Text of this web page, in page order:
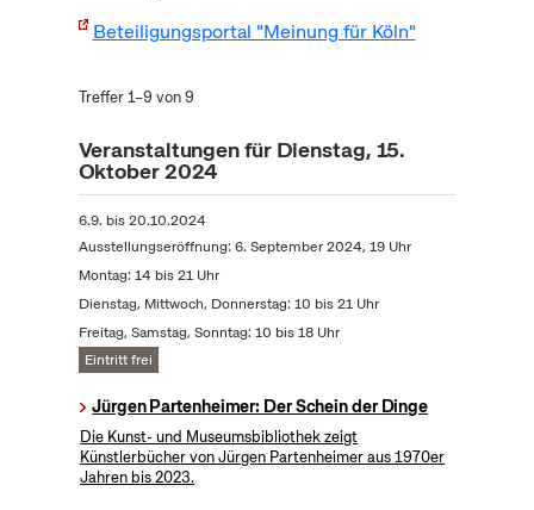
Beteiligungsportal "Meinung für Köln"
Treffer 1–9 von 9
Veranstaltungen für Dienstag, 15.
Oktober 2024
6.9. bis20.10.2024
Ausstellungseröffnung: 6. September 2024, 19 Uhr
Montag: 14 bis 21 Uhr
Dienstag, Mittwoch, Donnerstag: 10 bis 21 Uhr
Freitag, Samstag, Sonntag: 10 bis 18 Uhr
Eintritt frei
Jürgen Partenheimer: Der Schein der Dinge
Die Kunst- und Museumsbibliothek zeigt
Künstlerbücher von Jürgen Partenheimer aus 1970er
Jahren bis 2023.